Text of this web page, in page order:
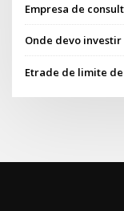
Empresa de
Onde devo
Etrade de limite